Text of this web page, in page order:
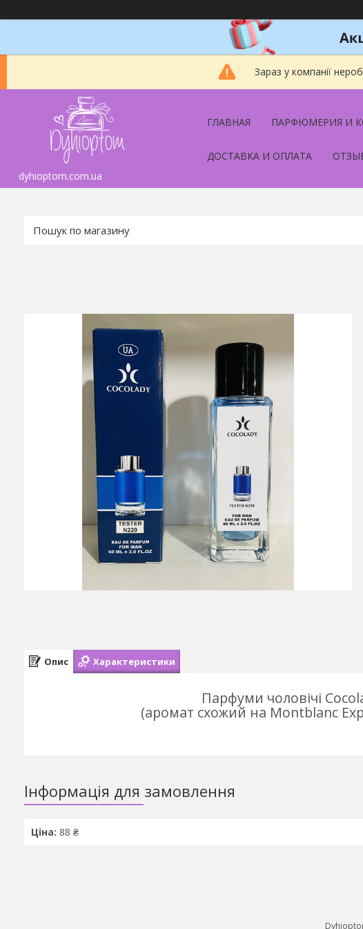
Зараз у компанії
dyhioptom.com.ua
ГЛАВНАЯ ПАРФЮМЕРИЯ И
ДОСТАВКА И ОПЛАТА
Опис Характеристики
Парфуми чоловічі
(аромат схожий на Montblanc
Інформація для замовлення
Ціна: 88 ₴